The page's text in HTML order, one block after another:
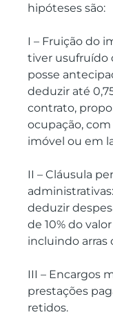
hipóteses são:
I – Fruição do
tiver usufruído
posse
deduzir até
contrato,
ocupação,
imóvel ou em
II – Cláusula
deduzir
de 10% do
incluindo arras
III – Encargos
prestações
retidos.